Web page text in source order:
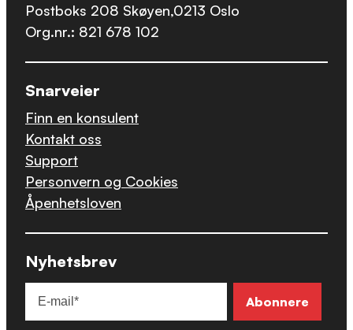
Postboks 208 Skøyen,0213 Oslo
Org.nr.: 821 678 102
Snarveier
Finn en konsulent
Kontakt oss
Support
Personvern og Cookies
Åpenhetsloven
Nyhetsbrev